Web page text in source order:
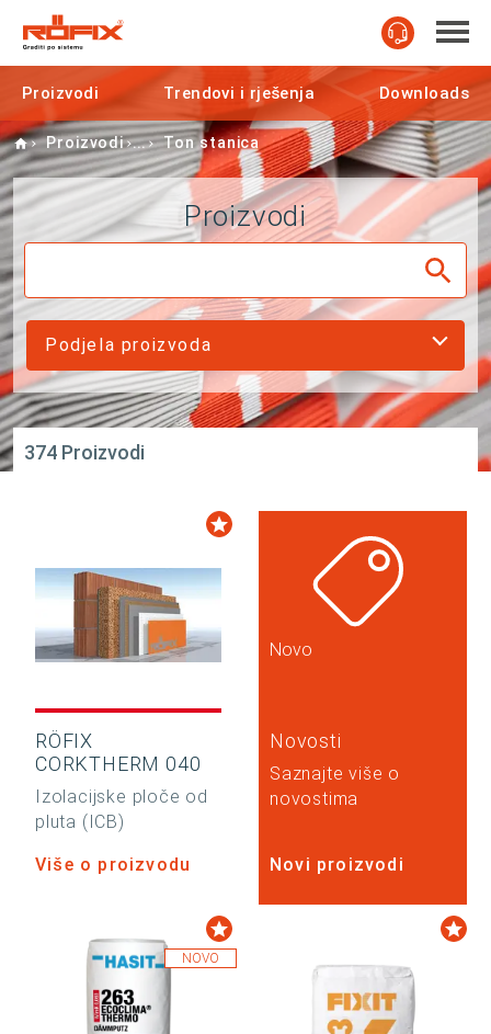
Proizvodi Trendovi i rješenja Downloads
Home
Proizvodi Ton stanica
Proizvodi
Podjela proizvoda
374 Proizvodi
RÖFIX
CORKTHERM 040
Izolacijske ploče od
pluta (ICB)
Više o proizvodu
Novo
Novosti
Saznajte više o
novostima
Novi proizvodi
NOVO